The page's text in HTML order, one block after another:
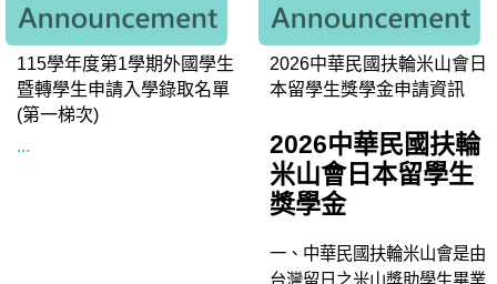
115學年度第1學期外國學生
暨轉學生申請入學錄取名單
(第一梯次)
...
2026中華民國扶輪米山會日
本留學生獎學金申請資訊
2026中華民國扶輪
米山會日本留學生
獎學金
一、中華民國扶輪米山會是由
台灣留日之米山獎助學生畢業